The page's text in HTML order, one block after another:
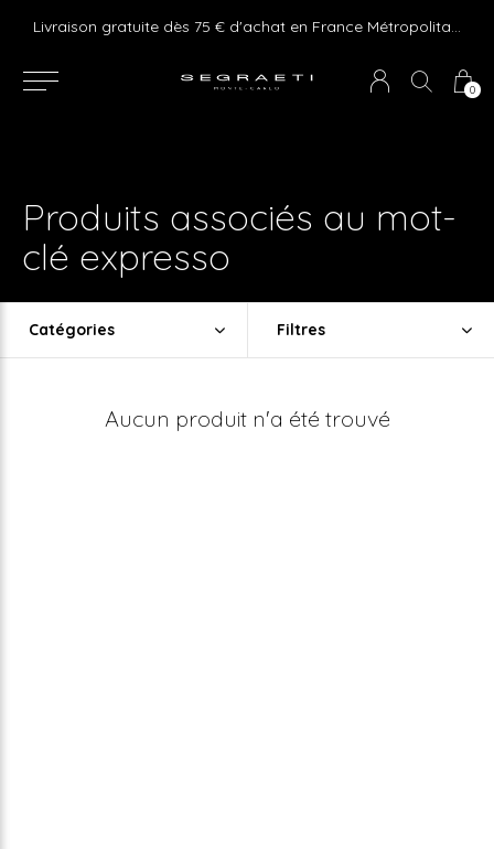
0
Livraison gratuite dès 75 € d'achat en France Métropolitaine et Monaco (hors mobilier)
Produits associés au mot-
clé expresso
Catégories Filtres
Aucun produit n'a été trouvé